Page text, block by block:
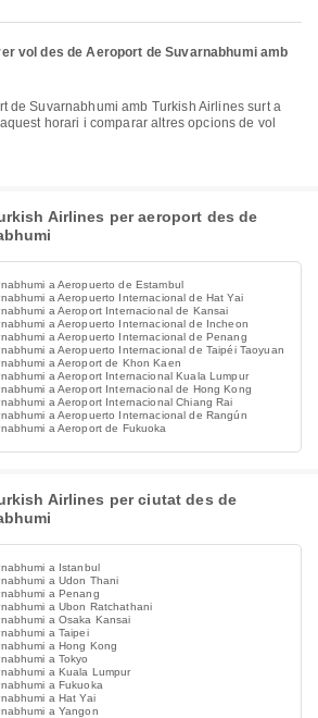
vol des de Aeroport de Suvarnabhumi amb
horari i comparar altres opcions de vol
Airlines per aeroport des de
a Aeropuerto de Estambul
a Aeropuerto Internacional de Hat Yai
a Aeroport Internacional de Kansai
a Aeropuerto Internacional de Incheon
a Aeropuerto Internacional de Penang
a Aeropuerto Internacional de Taipéi Taoyuan
a Aeroport de Khon Kaen
a Aeroport Internacional Kuala Lumpur
a Aeroport Internacional de Hong Kong
a Aeroport Internacional Chiang Rai
a Aeropuerto Internacional de Rangún
a Aeroport de Fukuoka
Airlines per ciutat des de
a Istanbul
a Udon Thani
a Penang
a Ubon Ratchathani
a Osaka Kansai
a Taipei
a Hong Kong
a Tokyo
a Kuala Lumpur
a Fukuoka
a Hat Yai
a Yangon